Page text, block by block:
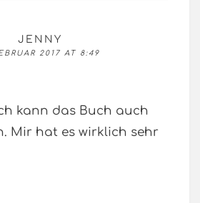
JENNY
2017 AT 8:49
kann das Buch auch
Mir hat es wirklich sehr